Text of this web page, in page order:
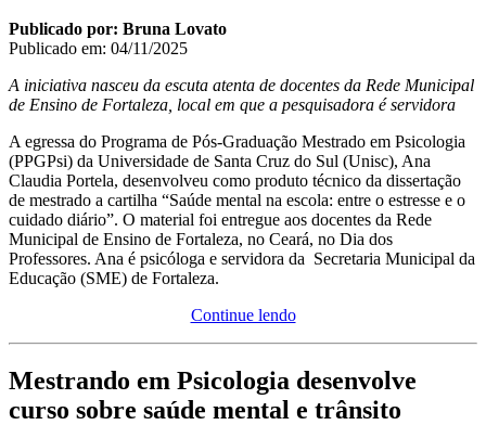
Publicado por: Bruna Lovato
Publicado em: 04/11/2025
A iniciativa nasceu da escuta atenta de docentes da Rede Municipal
de Ensino de Fortaleza, local em que a pesquisadora é servidora
A egressa do Programa de Pós-Graduação Mestrado em Psicologia
(PPGPsi) da Universidade de Santa Cruz do Sul (Unisc), Ana
Claudia Portela, desenvolveu como produto técnico da dissertação
de mestrado a cartilha “Saúde mental na escola: entre o estresse e o
cuidado diário”. O material foi entregue aos docentes da Rede
Municipal de Ensino de Fortaleza, no Ceará, no Dia dos
Professores. Ana é psicóloga e servidora da Secretaria Municipal da
Educação (SME) de Fortaleza.
Continue lendo
Mestrando em Psicologia desenvolve
curso sobre saúde mental e trânsito